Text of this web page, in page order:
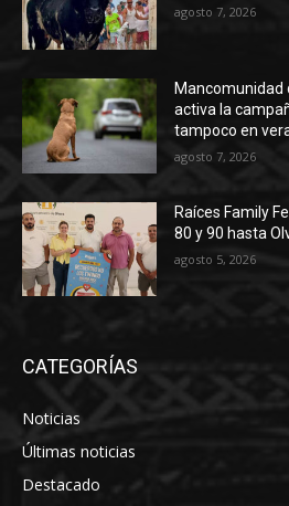
agosto 7, 2026
Mancomunidad
activa la
tampoco en
agosto 7, 2026
Raíces Family
80 y 90 hasta
agosto 5, 2026
CATEGORÍAS
Noticias
Últimas noticias
Destacado